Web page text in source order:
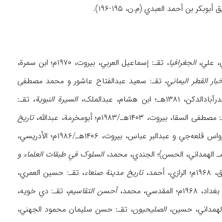
علي،الجغرافیا
، تقـ: إسماعیل العربي، بیروت، ۱۹۷۰م؛ ابن سمرة،
القطر الیماني، تقـ: سعید عبدالفتاح عاشور و محمد مصطفی
هشام، عبدالملک، السیرة النبویة، تقـ:
السقا، بیروت، ۱۴۰۳هـ/۱۹۸۳م؛ أبومخرمة، عبدالله،
تاریخ
، تقـ: محمد رواس قلعه‌جي و عبدالبر عباس، بیروت، ۱۴۰۶هـ/۱۹۸۶م؛ الأدریسي،
الهمداني، الحسن)؛ الجندي، محمد،السلوک في طبقات العلماء و
تاریخ مدینة صنعاء، تقـ: حسین العمري،
محمد، أحسن التقاسیم، تقـ: دي خویه،
الصلیحیون، تقـ: حسن سلیمان محمود الجهني،